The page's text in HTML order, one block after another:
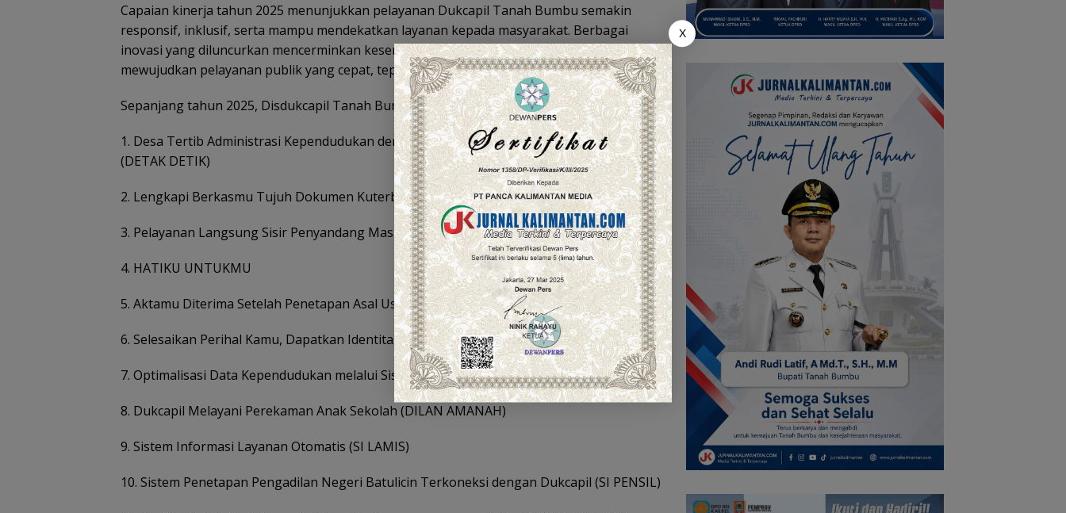
Capaian kinerja tahun 2025 menunjukkan pelayanan Dukcapil Tanah Bumbu semakin
responsif, inklusif, serta mampu mendekatkan layanan kepada masyarakat. Berbagai
inovasi yang diluncurkan mencerminkan keseriusan pemerintah daerah dalam
mewujudkan pelayanan publik yang cepat, tepat, dan transparan.
Sepanjang tahun 2025, Disdukcapil Tanah Bumbu meluncurkan 13 inovasi layanan, yaitu:
1. Desa Tertib Administrasi Kependudukan dengan Teknologi Informasi dan Komunikasi
(DETAK DETIK)
2. Lengkapi Berkasmu Tujuh Dokumen Kuterbitkan (KAMU JODOHKU)
3. Pelayanan Langsung Sisir Penyandang Masalah Sosial (PELANGSIR MASSAL)
4. HATIKU UNTUKMU
5. Aktamu Diterima Setelah Penetapan Asal Usul Anak (KAMULAH NASLU)
6. Selesaikan Perihal Kamu, Dapatkan Identitas Baru (KAPALKU KANDAS)
7. Optimalisasi Data Kependudukan melalui Sistem Informasi Data Agregat Kependudukan
8. Dukcapil Melayani Perekaman Anak Sekolah (DILAN AMANAH)
9. Sistem Informasi Layanan Otomatis (SI LAMIS)
10. Sistem Penetapan Pengadilan Negeri Batulicin Terkoneksi dengan Dukcapil (SI PENSIL)
X